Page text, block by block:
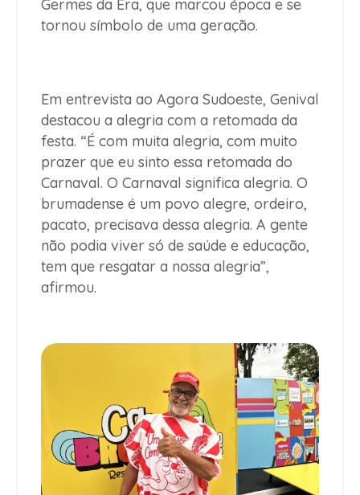
Germes da Era, que marcou época e se
tornou símbolo de uma geração.
Em entrevista ao Agora Sudoeste, Genival
destacou a alegria com a retomada da
festa. “É com muita alegria, com muito
prazer que eu sinto essa retomada do
Carnaval. O Carnaval significa alegria. O
brumadense é um povo alegre, ordeiro,
pacato, precisava dessa alegria. A gente
não podia viver só de saúde e educação,
tem que resgatar a nossa alegria”,
afirmou.